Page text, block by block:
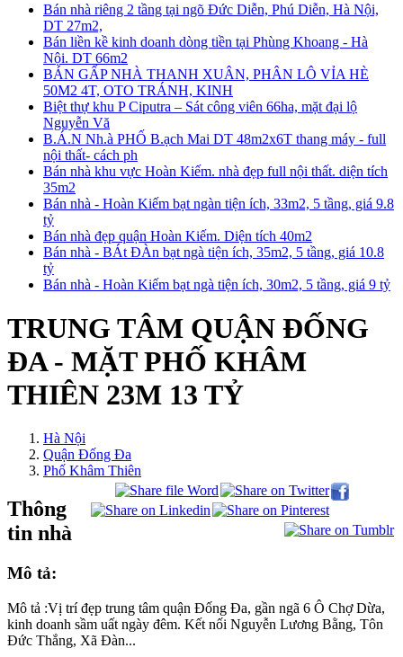
Bán nhà riêng 2 tầng tại ngõ Đức Diễn, Phú Diễn, Hà Nội,
DT 27m2,
Bán liền kề kinh doanh dòng tiền tại Phùng Khoang - Hà
Nội. DT 66m2
BÁN GẤP NHÀ THANH XUÂN, PHÂN LÔ VỈA HÈ
50M2 4T, OTO TRÁNH, KINH
Biệt thự khu P Ciputra – Sát công viên 66ha, mặt đại lộ
Nguyễn Vă
B.Á.N Nh.à PHỐ B.ạch Mai DT 48m2x6T thang máy - full
nội thất- cách ph
Bán nhà khu vực Hoàn Kiếm. nhà đẹp full nội thất. diện tích
35m2
Bán nhà - Hoàn Kiếm bạt ngàn tiện ích, 33m2, 5 tầng, giá 9.8
tỷ
Bán nhà đẹp quận Hoàn Kiếm. Diện tích 40m2
Bán nhà - BÁt ĐÀn bạt ngà tiện ích, 35m2, 5 tầng, giá 10.8
tỷ
Bán nhà - Hoàn Kiếm bạt ngà tiện ích, 30m2, 5 tầng, giá 9 tỷ
TRUNG TÂM QUẬN ĐỐNG
ĐA - MẶT PHỐ KHÂM
THIÊN 23M 13 TỶ
Hà Nội
Quận Đống Đa
Phố Khâm Thiên
Thông
tin nhà
Mô tả:
Mô tả :Vị trí đẹp trung tâm quận Đống Đa, gần ngã 6 Ô Chợ Dừa,
kinh doanh sầm uất ngày đêm. Kết nối Nguyễn Lương Bằng, Tôn
Đức Thắng, Xã Đàn...